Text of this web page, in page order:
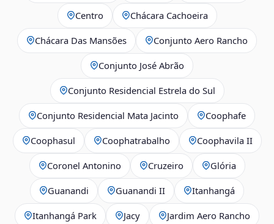
Centro Chácara Cachoeira
Chácara Das Mansões Conjunto Aero Rancho
Conjunto José Abrão
Conjunto Residencial Estrela do Sul
Conjunto Residencial Mata Jacinto Coophafe
Coophasul Coophatrabalho Coophavila II
Coronel Antonino Cruzeiro Glória
Guanandi Guanandi II Itanhangá
Itanhangá Park Jacy Jardim Aero Rancho